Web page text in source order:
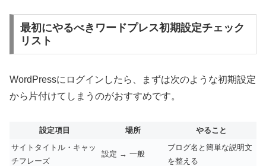
最初にやるべきワードプレス初期設定チェック
リスト
WordPressにログインしたら、まずは次のような初期設定
から片付けてしまうのがおすすめです。
設定項目 場所
やること
サイトタイトル・キャッ
チフレーズ
設定 → 一般
ブログ名と簡単な説明文
を整える